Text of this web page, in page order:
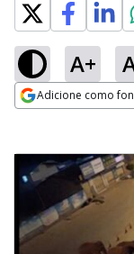
A+
Adicione como